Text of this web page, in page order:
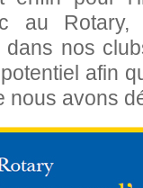
au Rotary,
nos
afin
nous avons